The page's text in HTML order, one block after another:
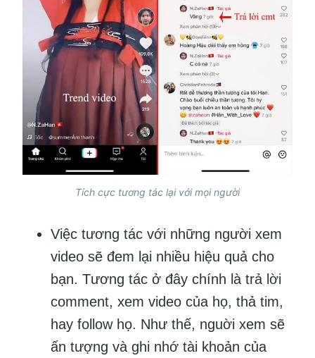
Tích cực tương tác lại với mọi người
Việc tương tác với những người xem
video sẽ đem lại nhiều hiệu quả cho
bạn. Tương tác ở đây chính là trả lời
comment, xem video của họ, thả tim,
hay follow họ. Như thế, nguời xem sẽ
ấn tượng và ghi nhớ tài khoản của